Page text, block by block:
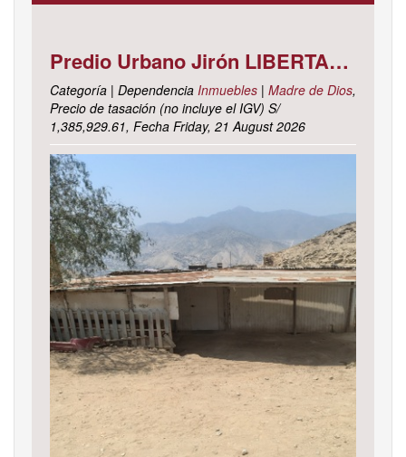
Predio Urbano Jirón LIBERTAD Mz. 5-H, Lote 23, TAMBOPATA - TAMBOPATA - MADRE DE DIOS ; cuyo dominio corre inscrito en la partida electrónica N° 07001561 del registro de propiedad inmueble de la ZONA REGISTRAL N° X, SEDE CUSCO, OFICINA REGISTRAL MADRE DE D
Categoría | Dependencia Inmuebles | Madre de Dios,
Precio de tasación (no incluye el IGV) S/
1,385,929.61, Fecha Friday, 21 August 2026